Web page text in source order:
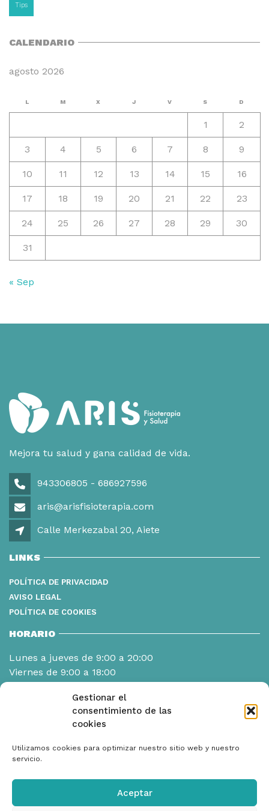
Gestionar el
consentimiento de las
cookies
Utilizamos cookies para optimizar nuestro sitio web y nuestro
servicio.
Aceptar
Tips
CALENDARIO
agosto 2026
L M X J V S D
1 2
3 4 5 6 7 8 9
10 11 12 13 14 15 16
17 18 19 20 21 22 23
24 25 26 27 28 29 30
31
« Sep
Mejora tu salud y gana calidad de vida.
943306805 - 686927596
aris@arisfisioterapia.com
Calle Merkezabal 20, Aiete
LINKS
POLÍTICA DE PRIVACIDAD
AVISO LEGAL
POLÍTICA DE COOKIES
HORARIO
Lunes a jueves de 9:00 a 20:00
Viernes de 9:00 a 18:00